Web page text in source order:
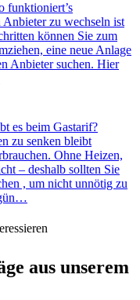
funktioniert’s
Anbieter zu wechseln ist
können Sie zum
eine neue Anlage
Anbieter suchen. Hier
es beim Gastarif?
zu senken bleibt
Ohne Heizen,
– deshalb sollten Sie
, um nicht unnötig zu
aus unserem